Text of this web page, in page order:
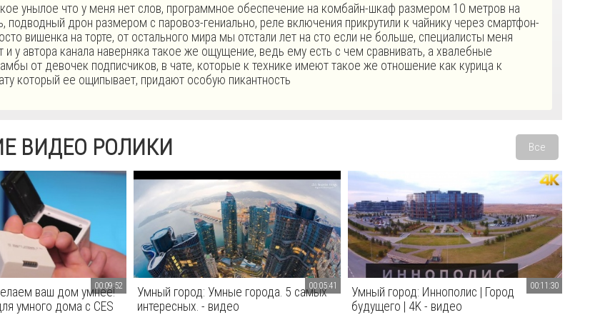
унылое что у меня нет слов, программное обеспечение на комбайн-шкаф размером 10 метров на
подводный дрон размером с паровоз-гениально, реле включения прикрутили к чайнику через смартфон-
вишенка на торте, от остального мира мы отстали лет на сто если не больше, специалисты меня
и у автора канала наверняка такое же ощущение, ведь ему есть с чем сравнивать, а хвалебные
от девочек подписчиков, в чате, которые к технике имеют такое же отношение как курица к
который ее ощипывает, придают особую пикантность
ВИДЕО РОЛИКИ Все
ваш дом умнее!
умного дома с CES
00:09:52
Умный город: Умные города. 5 самых
интересных. - видео
00:05:41
Умный город: Иннополис | Город
будущего | 4K - видео
00:11:30